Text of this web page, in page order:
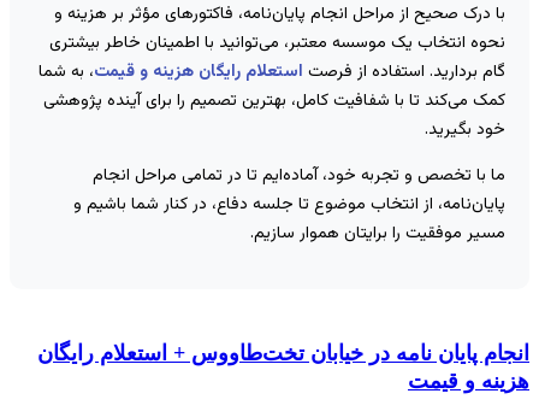
درک صحیح از مراحل انجام پایان‌نامه، فاکتورهای مؤثر بر هزینه و
انتخاب یک موسسه معتبر، می‌توانید با اطمینان خاطر بیشتری
بردارید. استفاده از فرصتاستعلام رایگان هزینه و قیمت، به شما
می‌کند تا با شفافیت کامل، بهترین تصمیم را برای آینده پژوهشی
بگیرید.
با تخصص و تجربه خود، آماده‌ایم تا در تمامی مراحل انجام
از انتخاب موضوع تا جلسه دفاع، در کنار شما باشیم و
موفقیت را برایتان هموار سازیم.
پایان نامه در خیابان تخت‌طاووس + استعلام رایگان
و قیمت